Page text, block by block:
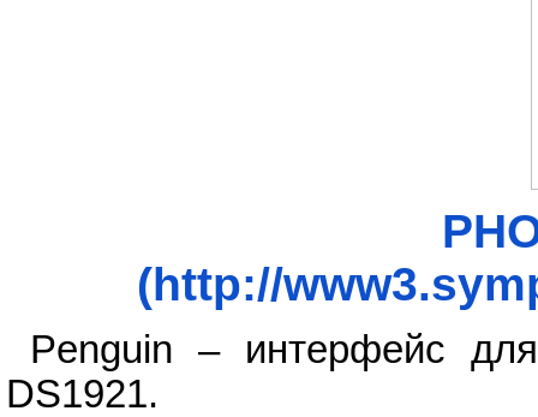
(http://
Penguin – интерфейс
DS1921.